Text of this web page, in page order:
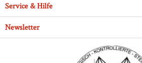
Service & Hilfe
Newsletter